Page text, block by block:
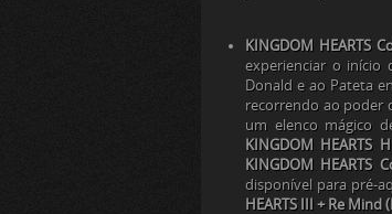
KINGDOM HEARTS
experienciar o início
Donald e ao Pateta
recorrendo ao poder
um elenco mágico
KINGDOM HEARTS
KINGDOM HEARTS
disponível para pré-
HEARTS III + Re Mind